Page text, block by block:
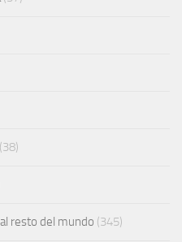
(38)
resto del mundo (345)